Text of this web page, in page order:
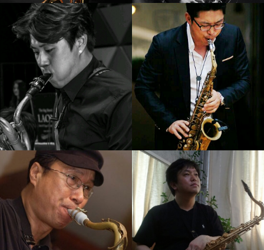
강기만
강의보기
임민택
강의보기
서현진 김병우